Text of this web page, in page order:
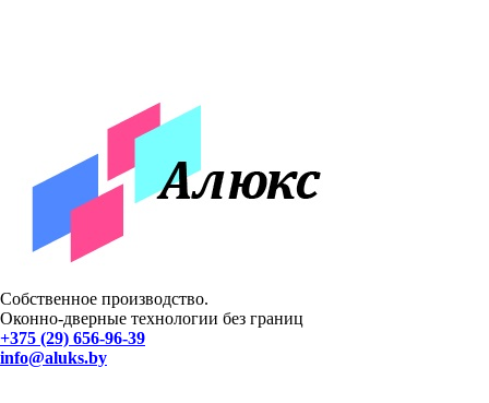
Собственное производство.
Оконно-дверные технологии без границ
+375 (29) 656-96-39
info@aluks.by